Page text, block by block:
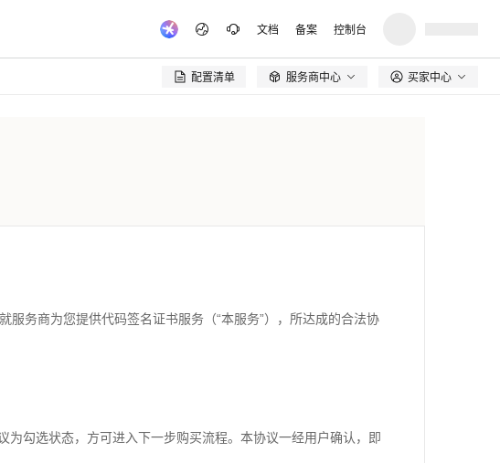
文档 备案 控制台
配置清单  服务商中心 买家中心
服务商为您提供代码签名证书服务（“本服务”），所达成的合法协
勾选状态，方可进入下一步购买流程。本协议一经用户确认，即